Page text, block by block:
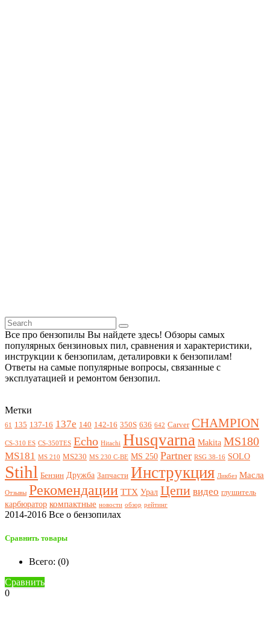
Все про бензопилы Вы найдете здесь! Обзоры самых
популярных бензиновых пил, сравнения и характеристики,
инструкции к бензопилам, деталировки к бензопилам!
Ответы на самые популярные вопросы, связанные с
эксплуатацией и ремонтом бензопил.
Метки
61 135 137-16 137e 140 142-16 350S 636 642 Carver CHAMPION
CS-310 ES CS-350TES Echo Hitachi Husqvarna Makita MS180
MS181 MS 210 MS230 MS 230 C-BE MS 250 Partner RSG 38-16 SOLO
Stihl Бензин Дружба Запчасти Инструкция Ликбез Масла
Отзывы Рекомендации ТТХ Урал Цепи видео глушитель
карбюратор компактные новости обзор рейтинг
2014-2016 Все о бензопилах
Сравнить товары
Всего: (0)
Сравнить
0